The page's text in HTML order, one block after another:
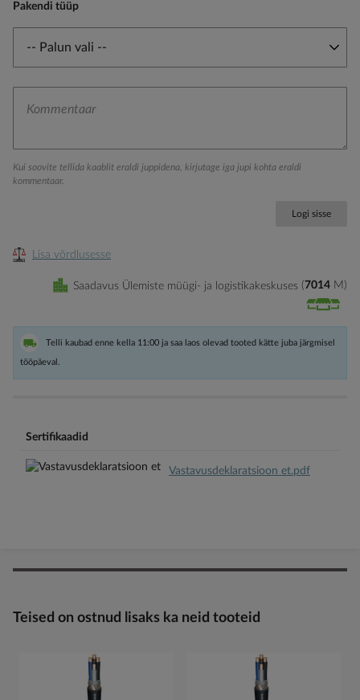
Pakendi tüüp
Kui soovite tellida kaablit eraldi juppidena, kirjutage iga jupi kohta eraldi
kommentaar.
Logi sisse
Lisa võrdlusesse
Saadavus Ülemiste müügi- ja logistikakeskuses 7014 M
Telli kaubad enne kella 11:00 ja saa laos olevad tooted kätte juba järgmisel
tööpäeval.
Sertifikaadid
Vastavusdeklaratsioon et.pdf
Teised on ostnud lisaks ka neid tooteid